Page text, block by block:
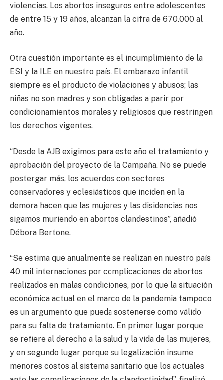
violencias. Los abortos inseguros entre adolescentes
de entre 15 y 19 años, alcanzan la cifra de 670.000 al
año.
Otra cuestión importante es el incumplimiento de la
ESI y la ILE en nuestro país. El embarazo infantil
siempre es el producto de violaciones y abusos; las
niñas no son madres y son obligadas a parir por
condicionamientos morales y religiosos que restringen
los derechos vigentes.
“Desde la AJB exigimos para este año el tratamiento y
aprobación del proyecto de la Campaña. No se puede
postergar más, los acuerdos con sectores
conservadores y eclesiásticos que inciden en la
demora hacen que las mujeres y las disidencias nos
sigamos muriendo en abortos clandestinos”, añadió
Débora Bertone.
“Se estima que anualmente se realizan en nuestro país
40 mil internaciones por complicaciones de abortos
realizados en malas condiciones, por lo que la situación
económica actual en el marco de la pandemia tampoco
es un argumento que pueda sostenerse como válido
para su falta de tratamiento. En primer lugar porque
se refiere al derecho a la salud y la vida de las mujeres,
y en segundo lugar porque su legalización insume
menores costos al sistema sanitario que los actuales